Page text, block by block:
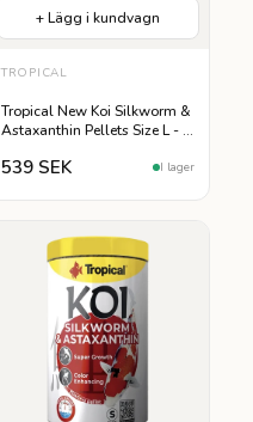
+ Lägg i kundvagn
TROPICAL
Tropical New Koi Silkworm &
Astaxanthin Pellets Size L - 5
539 SEK I lager